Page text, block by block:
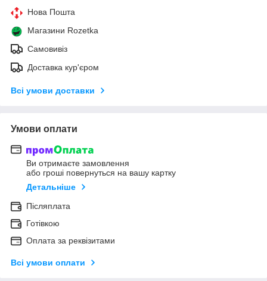
Нова Пошта
Магазини Rozetka
Самовивіз
Доставка кур'єром
Всі умови доставки
Умови оплати
Ви отримаєте замовлення
або гроші повернуться на вашу картку
Детальніше
Післяплата
Готівкою
Оплата за реквізитами
Всі умови оплати